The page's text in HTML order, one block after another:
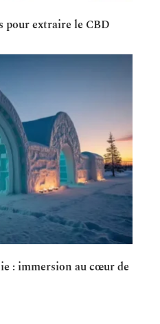
pour extraire le CBD
: immersion au cœur de